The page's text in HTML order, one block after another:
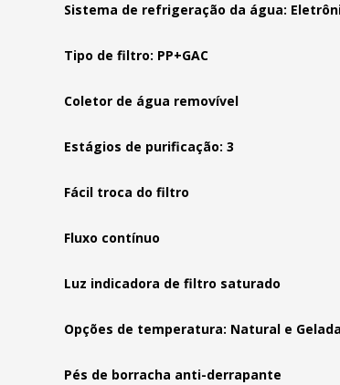
Sistema de refrigeração da água:
Tipo de filtro: PP+GAC
Coletor de água removível
Estágios de purificação: 3
Fácil troca do filtro
Fluxo contínuo
Luz indicadora de filtro saturado
Opções de temperatura: Natural e Gelada
Pés de borracha anti-derrapante